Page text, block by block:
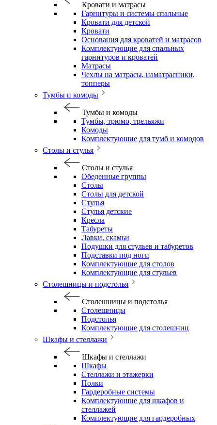
Кровати и матрасы
Гарнитуры и системы спальные
Кровати для детской
Кровати
Основания для кроватей и матрасов
Комплектующие для спальных
гарнитуров и кроватей
Матрасы
Чехлы на матрасы, наматрасники,
топперы
Тумбы и комоды
Тумбы и комоды
Тумбы, трюмо, трельяжи
Комоды
Комплектующие для тумб и комодов
Столы и стулья
Столы и стулья
Обеденные группы
Столы
Столы для детской
Стулья
Стулья детские
Кресла
Табуреты
Лавки, скамьи
Подушки для стульев и табуретов
Подставки под ноги
Комплектующие для столов
Комплектующие для стульев
Столешницы и подстолья
Столешницы и подстолья
Столешницы
Подстолья
Комплектующие для столешниц
Шкафы и стеллажи
Шкафы и стеллажи
Шкафы
Стеллажи и этажерки
Полки
Гардеробные системы
Комплектующие для шкафов и
стеллажей
Комплектующие для гардеробных